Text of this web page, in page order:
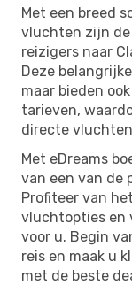
Met een breed
vluchten zijn
reizigers naar
Deze
maar bieden
tarieven,
directe
Met eDreams
van een van de
Profiteer van
vluchtopties en
voor u. Begin
reis en maak u
met de beste